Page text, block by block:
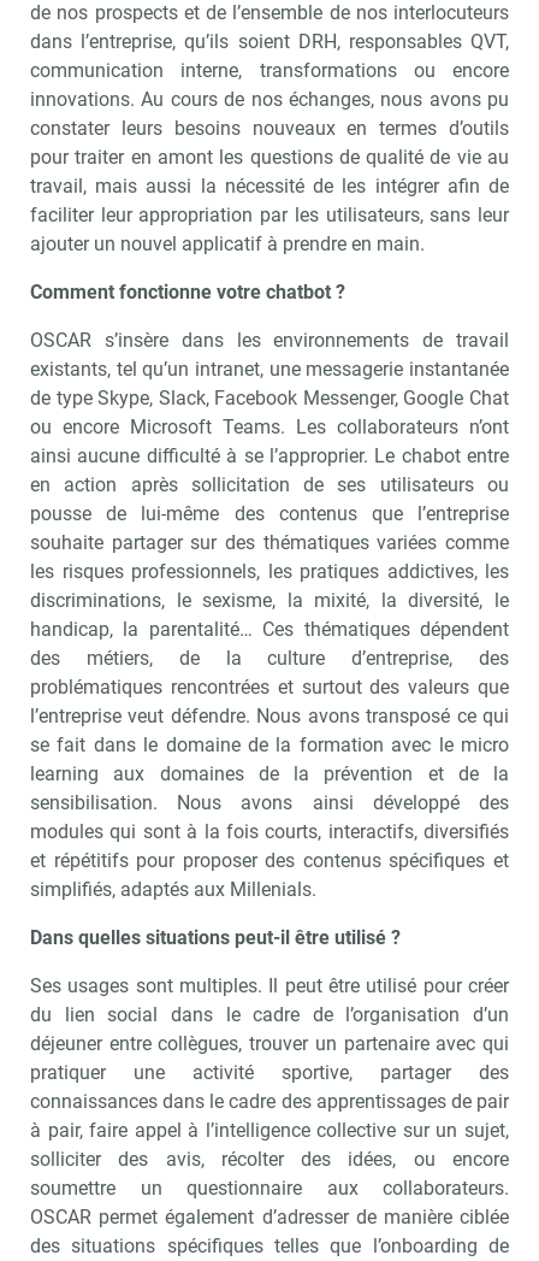
de nos prospects et de l’ensemble de nos interlocuteurs
dans l’entreprise, qu’ils soient DRH, responsables QVT,
communication interne, transformations ou encore
innovations. Au cours de nos échanges, nous avons pu
constater leurs besoins nouveaux en termes d’outils
pour traiter en amont les questions de qualité de vie au
travail, mais aussi la nécessité de les intégrer afin de
faciliter leur appropriation par les utilisateurs, sans leur
ajouter un nouvel applicatif à prendre en main.
Comment fonctionne votre chatbot ?
OSCAR s’insère dans les environnements de travail
existants, tel qu’un intranet, une messagerie instantanée
de type Skype, Slack, Facebook Messenger, Google Chat
ou encore Microsoft Teams. Les collaborateurs n’ont
ainsi aucune difficulté à se l’approprier. Le chabot entre
en action après sollicitation de ses utilisateurs ou
pousse de lui-même des contenus que l’entreprise
souhaite partager sur des thématiques variées comme
les risques professionnels, les pratiques addictives, les
discriminations, le sexisme, la mixité, la diversité, le
handicap, la parentalité… Ces thématiques dépendent
des métiers, de la culture d’entreprise, des
problématiques rencontrées et surtout des valeurs que
l’entreprise veut défendre. Nous avons transposé ce qui
se fait dans le domaine de la formation avec le micro
learning aux domaines de la prévention et de la
sensibilisation. Nous avons ainsi développé des
modules qui sont à la fois courts, interactifs, diversifiés
et répétitifs pour proposer des contenus spécifiques et
simplifiés, adaptés aux Millenials.
Dans quelles situations peut-il être utilisé ?
Ses usages sont multiples. Il peut être utilisé pour créer
du lien social dans le cadre de l’organisation d’un
déjeuner entre collègues, trouver un partenaire avec qui
pratiquer une activité sportive, partager des
connaissances dans le cadre des apprentissages de pair
à pair, faire appel à l’intelligence collective sur un sujet,
solliciter des avis, récolter des idées, ou encore
soumettre un questionnaire aux collaborateurs.
OSCAR permet également d’adresser de manière ciblée
des situations spécifiques telles que l’onboarding de